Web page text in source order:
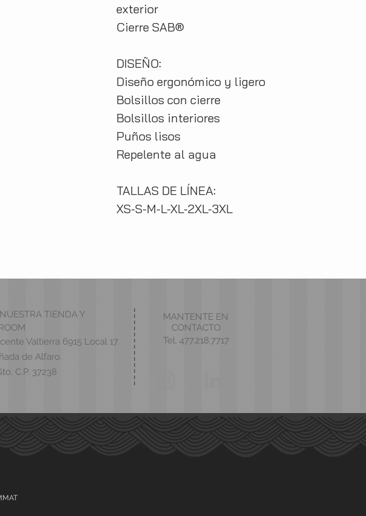
exterior
Cierre SAB®
DISEÑO:
Diseño ergonómico y ligero
Bolsillos con cierre
Bolsillos interiores
Puños lisos
Repelente al agua
TALLAS DE LÍNEA:
XS-S-M-L-XL-2XL-3XL
TIENDA Y
Valtierra 6915 Local 17.
de Alfaro.
C.P. 37238
MANTENTE EN
CONTACTO
Tel. 477.218.7717